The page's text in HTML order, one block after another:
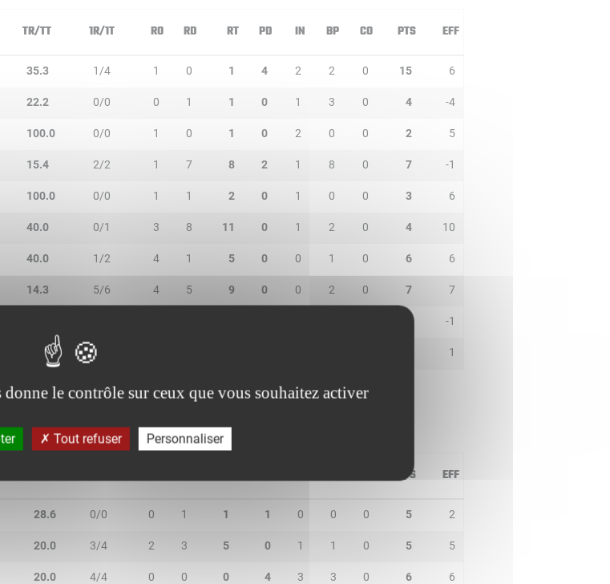
TR/TT 1R/1T RO RD RT PD IN BP CO PTS EFF
35.3 1/4 1 0 1 4 2 2 0 15 6
22.2 0/0 0 1 1 0 1 3 0 4 -4
100.0 0/0 1 0 1 0 2 0 0 2 5
15.4 2/2 1 7 8 2 1 8 0 7 -1
100.0 0/0 1 1 2 0 1 0 0 3 6
40.0 0/1 3 8 11 0 1 2 0 4 10
40.0 1/2 4 1 5 0 0 1 0 6 6
14.3 5/6 4 5 9 0 0 2 0 7 7
-1
40.0 1/1 1
PTS EFF
28.6 0/0 0 1 1 1 0 0 0 5 2
20.0 3/4 2 3 5 0 1 1 0 5 5
20.0 4/4 0 0 0 4 3 3 0 6 6
le contrôle sur ceux que vous souhaitez activer
Tout refuser Personnaliser